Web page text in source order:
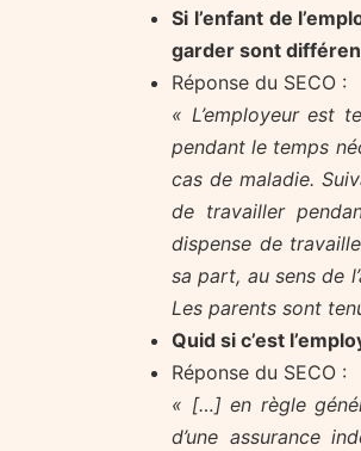
Si l’enfant de
garder sont
Réponse du SECO :
« L’employeur est
pendant le temps
cas de maladie.
de travailler
dispense de
sa part, au sens de
Les parents sont
Quid si c’est
Réponse du SECO :
« […] en règle
d’une assurance